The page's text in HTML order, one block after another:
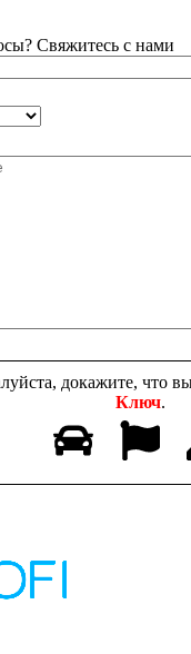
Свяжитесь с нами
докажите, что
Ключ.